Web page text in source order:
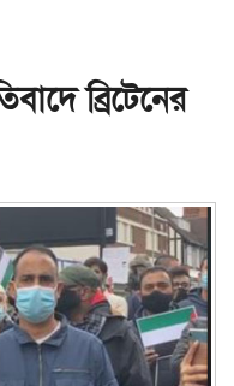
ব্রিটেনের